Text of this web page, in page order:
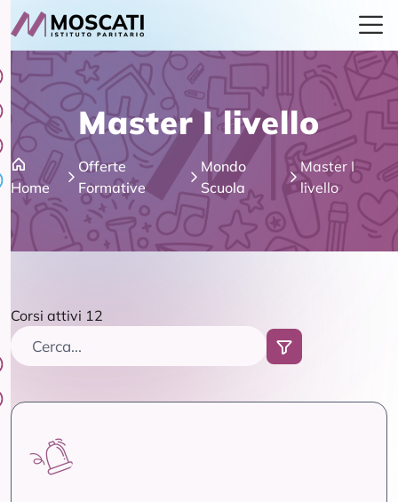
Master I livello
Home
Offerte
Formative
Mondo
Scuola
Master I
livello
Corsi attivi 12